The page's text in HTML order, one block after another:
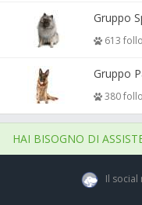
Gruppo
613
Gruppo
380
HAI BISOGNO DI
Il social